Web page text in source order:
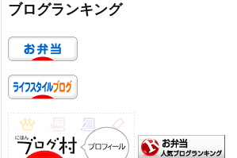
ブログランキング